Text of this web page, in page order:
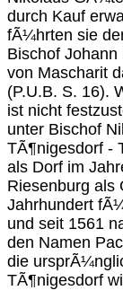
durch Kauf
fÃ¼hrten sie
Bischof
von Mascharit
(P.U.B. S. 16).
ist nicht
unter Bischof
TÃ¶nigesdorf -
als Dorf im
Riesenburg als
Jahrhundert
und seit 1561
den Namen
die
TÃ¶nigesdorf